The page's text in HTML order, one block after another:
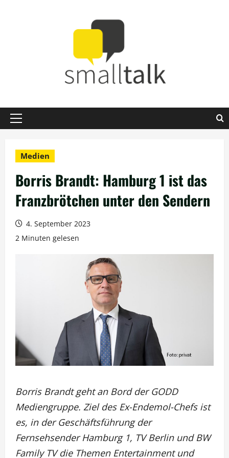
Primäres
Medien
Borris Brandt: Hamburg 1 ist das
Franzbrötchen unter den Sendern
4. September 2023
2 Minuten gelesen
Borris Brandt geht an Bord der GODD
Mediengruppe. Ziel des Ex-Endemol-Chefs ist
es, in der Geschäftsführung der
Fernsehsender Hamburg 1, TV Berlin und BW
Family TV die Themen Entertainment und